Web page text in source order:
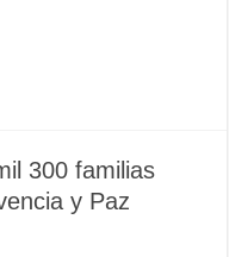
300 familias
y Paz